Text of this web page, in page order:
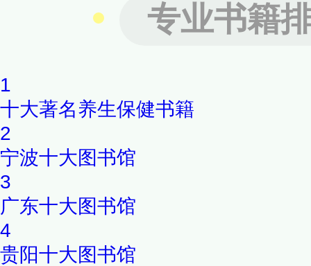
专业书籍
1
十大著名养生保健书籍
2
宁波十大图书馆
3
广东十大图书馆
4
贵阳十大图书馆